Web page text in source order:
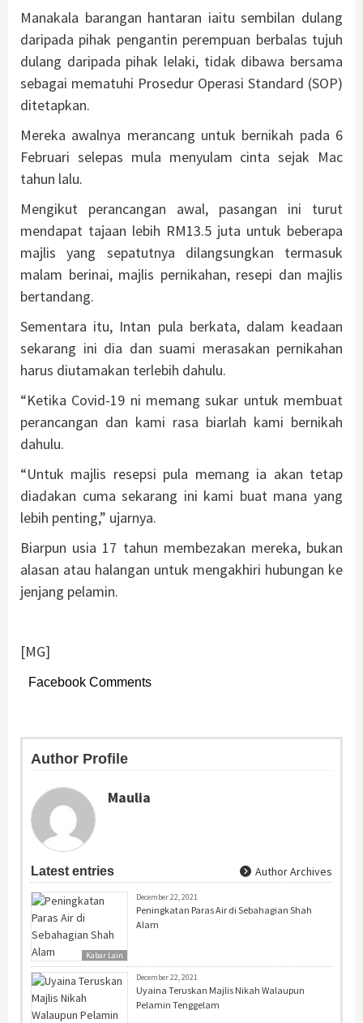
Manakala barangan hantaran iaitu sembilan dulang
daripada pihak pengantin perempuan berbalas tujuh
dulang daripada pihak lelaki, tidak dibawa bersama
sebagai mematuhi Prosedur Operasi Standard (SOP)
ditetapkan.
Mereka awalnya merancang untuk bernikah pada 6
Februari selepas mula menyulam cinta sejak Mac
tahun lalu.
Mengikut perancangan awal, pasangan ini turut
mendapat tajaan lebih RM13.5 juta untuk beberapa
majlis yang sepatutnya dilangsungkan termasuk
malam berinai, majlis pernikahan, resepi dan majlis
bertandang.
Sementara itu, Intan pula berkata, dalam keadaan
sekarang ini dia dan suami merasakan pernikahan
harus diutamakan terlebih dahulu.
“Ketika Covid-19 ni memang sukar untuk membuat
perancangan dan kami rasa biarlah kami bernikah
dahulu.
“Untuk majlis resepsi pula memang ia akan tetap
diadakan cuma sekarang ini kami buat mana yang
lebih penting,” ujarnya.
Biarpun usia 17 tahun membezakan mereka, bukan
alasan atau halangan untuk mengakhiri hubungan ke
jenjang pelamin.
[MG]
Facebook Comments
Author Profile
Maulia
Latest entries Author Archives
Kabar Lain
December 22, 2021
Peningkatan Paras Air di Sebahagian Shah
Alam
December 22, 2021
Uyaina Teruskan Majlis Nikah Walaupun
Pelamin Tenggelam